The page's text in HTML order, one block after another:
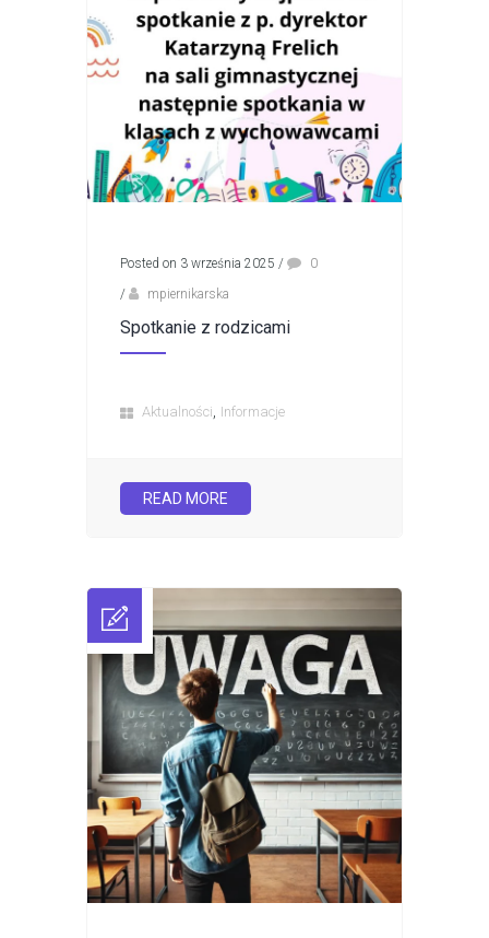
Posted on 3 września 2025 /
0
/
mpiernikarska
Spotkanie z rodzicami
Aktualności Informacje
READ MORE